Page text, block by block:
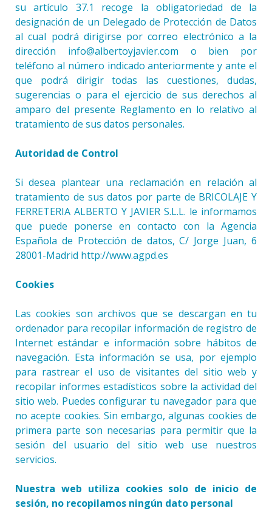
su artículo 37.1 recoge la obligatoriedad de la
designación de un Delegado de Protección de Datos
al cual podrá dirigirse por correo electrónico a la
dirección info@albertoyjavier.com o bien por
teléfono al número indicado anteriormente y ante el
que podrá dirigir todas las cuestiones, dudas,
sugerencias o para el ejercicio de sus derechos al
amparo del presente Reglamento en lo relativo al
tratamiento de sus datos personales.
Autoridad de Control
Si desea plantear una reclamación en relación al
tratamiento de sus datos por parte de BRICOLAJE Y
FERRETERIA ALBERTO Y JAVIER S.L.L. le informamos
que puede ponerse en contacto con la Agencia
Española de Protección de datos, C/ Jorge Juan, 6
28001-Madrid http://www.agpd.es
Cookies
Las cookies son archivos que se descargan en tu
ordenador para recopilar información de registro de
Internet estándar e información sobre hábitos de
navegación. Esta información se usa, por ejemplo
para rastrear el uso de visitantes del sitio web y
recopilar informes estadísticos sobre la actividad del
sitio web. Puedes configurar tu navegador para que
no acepte cookies. Sin embargo, algunas cookies de
primera parte son necesarias para permitir que la
sesión del usuario del sitio web use nuestros
servicios.
Nuestra web utiliza cookies solo de inicio de
sesión, no recopilamos ningún dato personal